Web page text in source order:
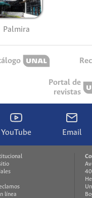
Palmira
Portal de
revistas
YouTube Email
línea